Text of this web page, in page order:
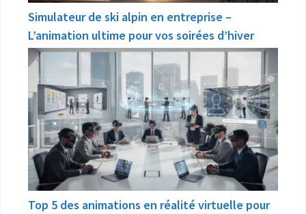
Simulateur de ski alpin en entreprise –
L’animation ultime pour vos soirées d’hiver
Top 5 des animations en réalité virtuelle pour